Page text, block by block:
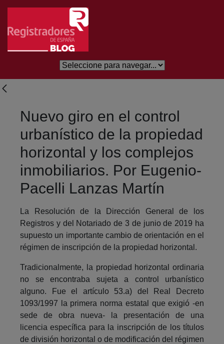
Salta al contingut principal
Nuevo giro en el control
urbanístico de la propiedad
horizontal y los complejos
inmobiliarios. Por Eugenio-
Pacelli Lanzas Martín
La Resolución de la Dirección General de los
Registros y del Notariado de 3 de junio de 2019 ha
supuesto un importante cambio de orientación en el
régimen de inscripción de la propiedad horizontal.
Tradicionalmente, la propiedad horizontal ordinaria
no se encontraba sujeta a control urbanístico
alguno. Fue el artículo 53.a) del Real Decreto
1093/1997 la primera norma estatal que exigió -en
sede de obra nueva- la presentación de una
licencia específica para la inscripción de los títulos
de división horizontal o de modificación del régimen